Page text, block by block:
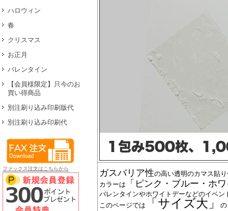
ハロウィン
春
クリスマス
お正月
バレンタイン
【会員様限定】只今のお
買い得商品
別注刷り込み印刷版代
別注刷り込み印刷代
ファックス注文はこちらから ガスバリア性の高い透明のカマス貼
カラーは
「ピンク・ブルー・ホ
バレンタインやホワイトデーなどのイベ
このページでは
「サイズ大」